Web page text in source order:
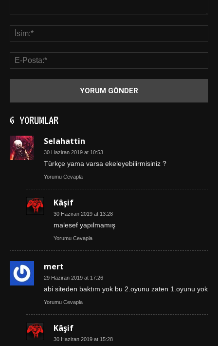
6 YORUMLAR
Selahattin
30 Haziran 2019 at 10:53
Türkçe yama varsa ekeleyebilirmisiniz ?
Yorumu Cevapla
Kâşif
30 Haziran 2019 at 13:28
malesef yapılmamış
Yorumu Cevapla
mert
29 Haziran 2019 at 17:26
abi siteden baktım yok bu 2.oyunu zaten 1.oyunu yok
Yorumu Cevapla
Kâşif
30 Haziran 2019 at 15:28